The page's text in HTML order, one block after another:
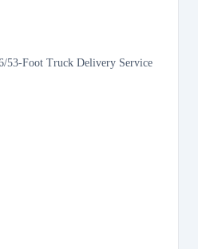
53-Foot Truck Delivery Service